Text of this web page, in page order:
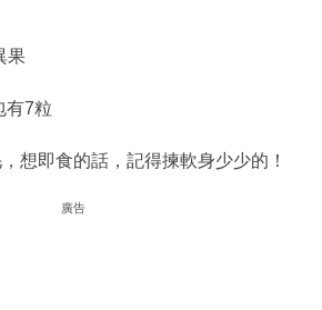
果
有7粒
想即食的話，記得揀軟身少少的！
廣告